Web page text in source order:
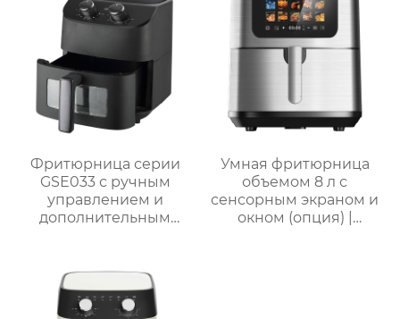
стали для домашнего
использования
Фритюрница серии
GSE033 с ручным
управлением и
дополнительным
Умная фритюрница
объемом 8 л с
сенсорным экраном и
окном (опция) |